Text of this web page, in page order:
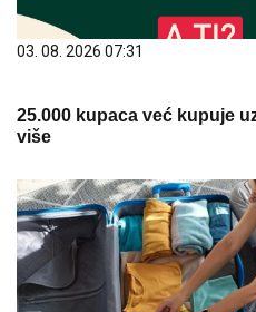
03. 08. 2026 07:31
25.000 kupaca već kupuje
više